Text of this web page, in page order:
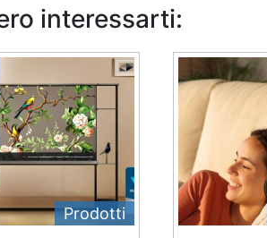
interessarti:
Prodotti